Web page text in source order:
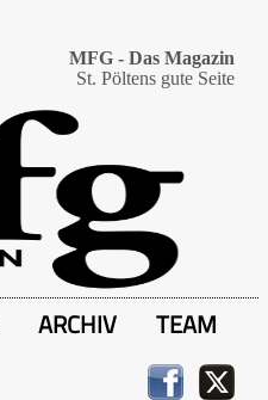
MFG - Das Magazin
St. Pöltens gute Seite
ARCHIV TEAM